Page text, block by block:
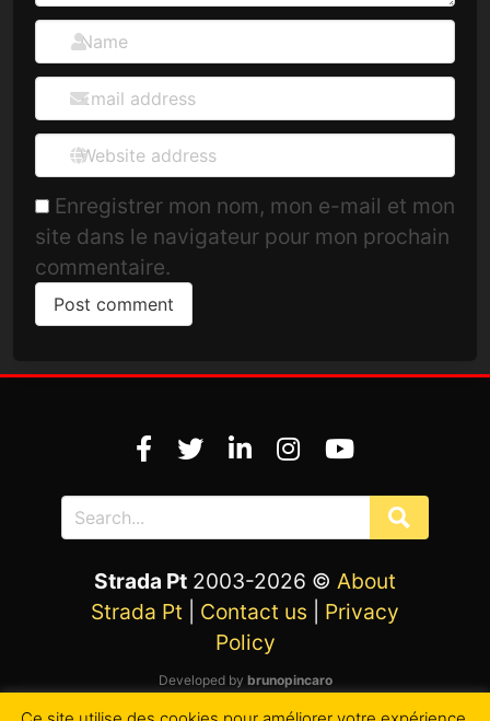
Enregistrer mon nom, mon e-mail et mon
site dans le navigateur pour mon prochain
commentaire.
Strada Pt 2003-2026 © About
Strada Pt
Contact us
Privacy
Policy
Developed by brunopincaro